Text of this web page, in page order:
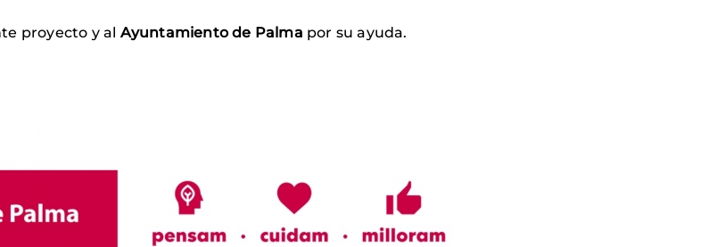
proyecto y al Ayuntamiento de Palma por su ayuda.